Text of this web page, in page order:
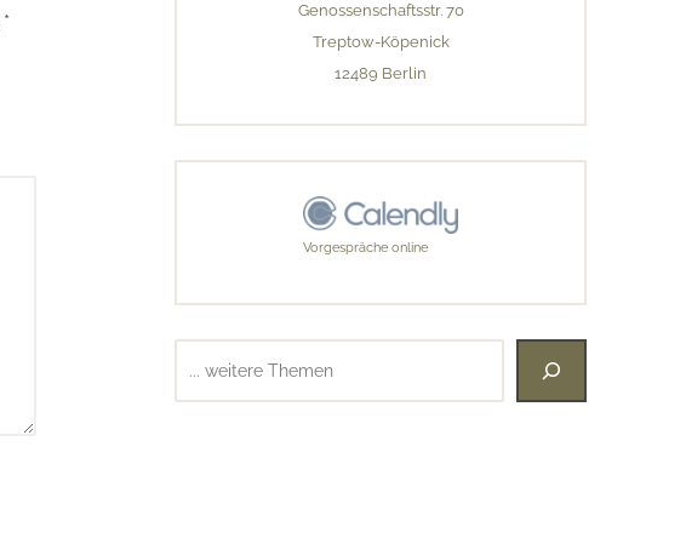
*
Genossenschaftsstr. 70
Treptow-Köpenick
12489 Berlin
Vorgespräche online